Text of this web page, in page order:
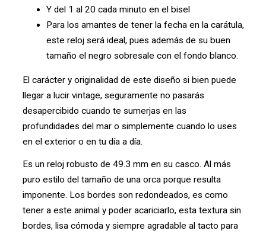
Y del 1 al 20 cada minuto en el bisel
Para los amantes de tener la fecha en la carátula,
este reloj será ideal, pues además de su buen
tamaño el negro sobresale con el fondo blanco.
El carácter y originalidad de este diseño si bien puede
llegar a lucir vintage, seguramente no pasarás
desapercibido cuando te sumerjas en las
profundidades del mar o simplemente cuando lo uses
en el exterior o en tu día a día.
Es un reloj robusto de 49.3 mm en su casco. Al más
puro estilo del tamaño de una orca porque resulta
imponente. Los bordes son redondeados, es como
tener a este animal y poder acariciarlo, esta textura sin
bordes, lisa cómoda y siempre agradable al tacto para